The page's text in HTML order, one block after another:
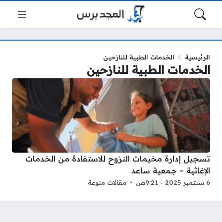
الرئيسية الخدمات الطبية للنازحين
الخدمات الطبية للنازحين
تسجيل إدارة مخيمات النزوح للاستفادة من الخدمات
الإغاثية – جمعية ساعد
6 سبتمبر 2025 - 9:21ص مقالات منوعة